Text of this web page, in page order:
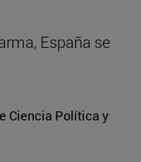
España se
Ciencia Política y